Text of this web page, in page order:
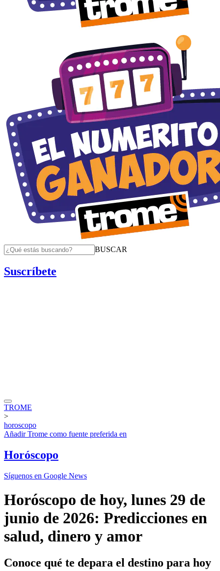
BUSCAR
Suscríbete
TROME
>
horoscopo
AñadirTrome como fuente preferida en
Horóscopo
Síguenos en Google News
Horóscopo de hoy, lunes 29 de
junio de 2026: Predicciones en
salud, dinero y amor
Conoce qué te depara el destino para hoy